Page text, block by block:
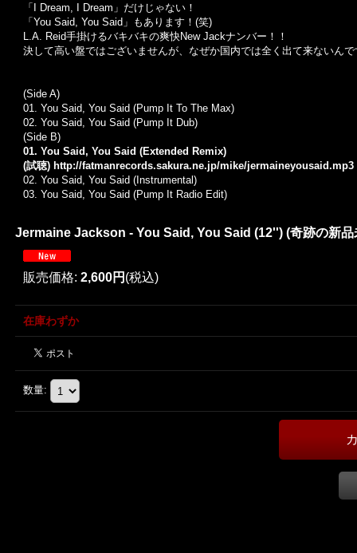
「I Dream, I Dream」だけじゃない！
「You Said, You Said」もあります！(笑)
L.A. Reid手掛けるバキバキの爽快New Jackナンバー！！
決して高い盤ではございませんが、なぜか国内では全く出て来ないん
(Side A)
01. You Said, You Said (Pump It To The Max)
02. You Said, You Said (Pump It Dub)
(Side B)
01. You Said, You Said (Extended Remix)
(試聴) http://fatmanrecords.sakura.ne.jp/mike/jermaineyousaid.mp3
02. You Said, You Said (Instrumental)
03. You Said, You Said (Pump It Radio Edit)
Jermaine Jackson - You Said, You Said (12'') (奇跡の新品
販売価格: 2,600円 (税込)
在庫わずか
数量: